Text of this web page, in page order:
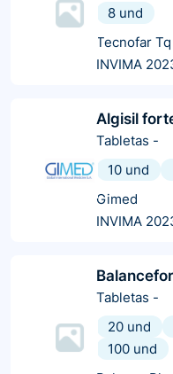
8 und
Tecnofar Tq
INVIMA
Algisil
Tabletas -
10 und
Gimed
INVIMA
Tabletas -
20 und
100 und